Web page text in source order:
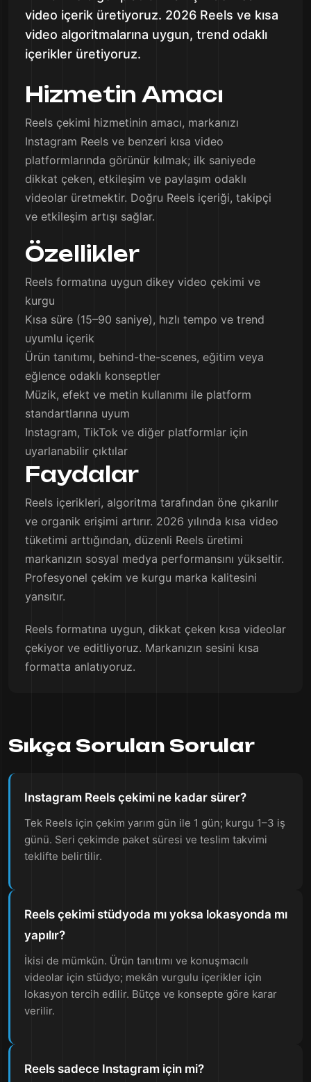
video içerik üretiyoruz. 2026 Reels ve kısa
video algoritmalarına uygun, trend odaklı
içerikler üretiyoruz.
Hizmetin Amacı
Reels çekimi hizmetinin amacı, markanızı
Instagram Reels ve benzeri kısa video
platformlarında görünür kılmak; ilk saniyede
dikkat çeken, etkileşim ve paylaşım odaklı
videolar üretmektir. Doğru Reels içeriği, takipçi
ve etkileşim artışı sağlar.
Özellikler
Reels formatına uygun dikey video çekimi ve
kurgu
Kısa süre (15–90 saniye), hızlı tempo ve trend
uyumlu içerik
Ürün tanıtımı, behind-the-scenes, eğitim veya
eğlence odaklı konseptler
Müzik, efekt ve metin kullanımı ile platform
standartlarına uyum
Instagram, TikTok ve diğer platformlar için
uyarlanabilir çıktılar
Faydalar
Reels içerikleri, algoritma tarafından öne çıkarılır
ve organik erişimi artırır. 2026 yılında kısa video
tüketimi arttığından, düzenli Reels üretimi
markanızın sosyal medya performansını yükseltir.
Profesyonel çekim ve kurgu marka kalitesini
yansıtır.
Reels formatına uygun, dikkat çeken kısa videolar
çekiyor ve editliyoruz. Markanızın sesini kısa
formatta anlatıyoruz.
Sıkça Sorulan Sorular
Instagram Reels çekimi ne kadar sürer?
Tek Reels için çekim yarım gün ile 1 gün; kurgu 1–3 iş
günü. Seri çekimde paket süresi ve teslim takvimi
teklifte belirtilir.
Reels çekimi stüdyoda mı yoksa lokasyonda mı
yapılır?
İkisi de mümkün. Ürün tanıtımı ve konuşmacılı
videolar için stüdyo; mekân vurgulu içerikler için
lokasyon tercih edilir. Bütçe ve konsepte göre karar
verilir.
Reels sadece Instagram için mi?